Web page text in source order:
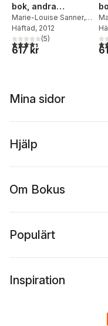
bok, andra
upplagan
Marie-Louise Sanner,
Lena Wennberg
Trolleberg
Häftad, 2012
4,4utav 5 stjärnor. Totalt
(5)
617 kr
Mina sidor
Hjälp
Om Bokus
Populärt
Inspiration